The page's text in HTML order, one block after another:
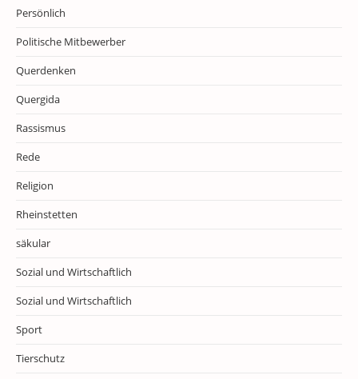
Persönlich
Politische Mitbewerber
Querdenken
Quergida
Rassismus
Rede
Religion
Rheinstetten
säkular
Sozial und Wirtschaftlich
Sozial und Wirtschaftlich
Sport
Tierschutz